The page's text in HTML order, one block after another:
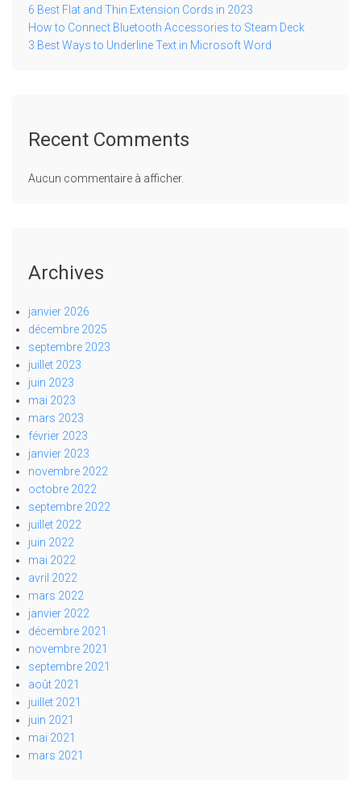
6 Best Flat and Thin Extension Cords in 2023
How to Connect Bluetooth Accessories to Steam Deck
3 Best Ways to Underline Text in Microsoft Word
Recent Comments
Aucun commentaire à afficher.
Archives
janvier 2026
décembre 2025
septembre 2023
juillet 2023
juin 2023
mai 2023
mars 2023
février 2023
janvier 2023
novembre 2022
octobre 2022
septembre 2022
juillet 2022
juin 2022
mai 2022
avril 2022
mars 2022
janvier 2022
décembre 2021
novembre 2021
septembre 2021
août 2021
juillet 2021
juin 2021
mai 2021
mars 2021